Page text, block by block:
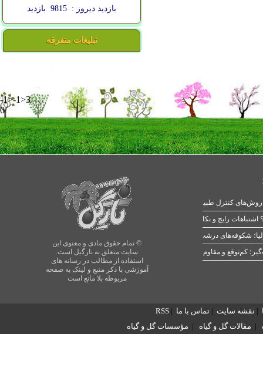
بازدید دیروز : 9815 بازدید
تبلیغات متفرقه
-1>-1>3
0
© تمام حقوق مادی و معنوی این
سایت متعلق به نارگیل است.
استفاده از مطالب در رسانه های
آموزشی با ذکر منبع و لینک به صفحه
مربوطه بلا مانع است
رایج و نکات طلایی
شکوفه‌های درشت در بهار
| نقشه سایت | تماس با ما |
RSS
| مقالات گل و گیاه | مؤسسات گل و گیاه